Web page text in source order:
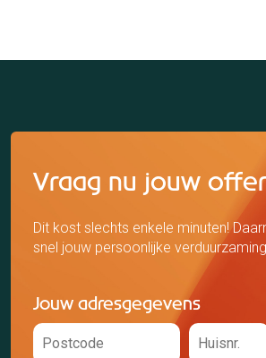
Vraag nu jouw
Dit kost slechts enkele minuten!
snel jouw persoonlijke
Jouw adresgegevens